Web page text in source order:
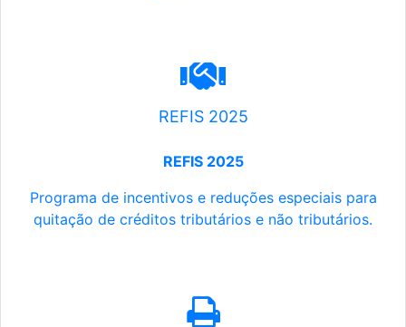
REFIS 2025
REFIS 2025
Programa de incentivos e reduções especiais para
quitação de créditos tributários e não tributários.